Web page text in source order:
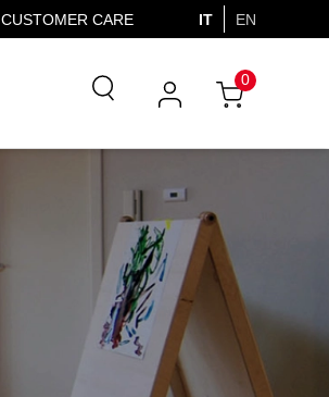
CUSTOMER CARE IT EN
0